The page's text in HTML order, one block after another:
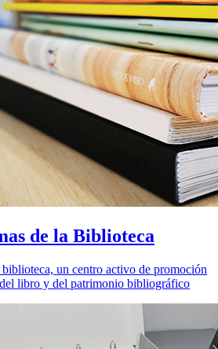
de la Biblioteca
un centro activo de promoción
libro y del patrimonio bibliográfico